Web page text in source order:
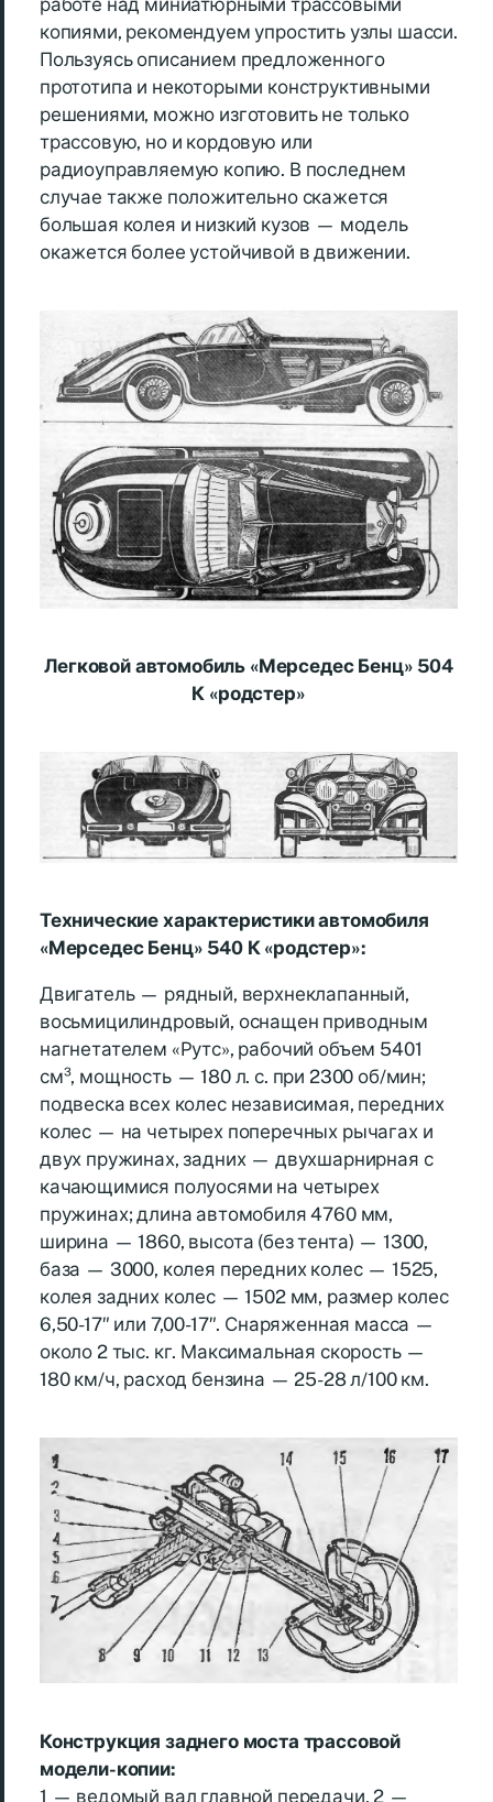
копиями, рекомендуем упростить узлы шасси.
Пользуясь описанием предложенного
прототипа и некоторыми конструктивными
решениями, можно изготовить не только
трассовую, но и кордовую или
радиоуправляемую копию. В последнем
случае также положительно скажется
большая колея и низкий кузов — модель
окажется более устойчивой в движении.
Легковой автомобиль «Мерседес Бенц» 504
К «родстер»
Технические характеристики автомобиля
«Мерседес Бенц» 540 К «родстер»:
Двигатель — рядный, верхнеклапанный,
восьмицилиндровый, оснащен приводным
нагнетателем «Рутс», рабочий объем 5401
см³, мощность — 180 л. с. при 2300 об/мин;
подвеска всех колес независимая, передних
колес — на четырех поперечных рычагах и
двух пружинах, задних — двухшарнирная с
качающимися полуосями на четырех
пружинах; длина автомобиля 4760 мм,
ширина — 1860, высота (без тента) — 1300,
база — 3000, колея передних колес — 1525,
колея задних колес — 1502 мм, размер колес
6,50-17″ или 7,00-17″. Снаряженная масса —
около 2 тыс. кг. Максимальная скорость —
180 км/ч, расход бензина — 25-28 л/100 км.
Конструкция заднего моста трассовой
модели-копии:
1 — ведомый вал главной передачи, 2 —